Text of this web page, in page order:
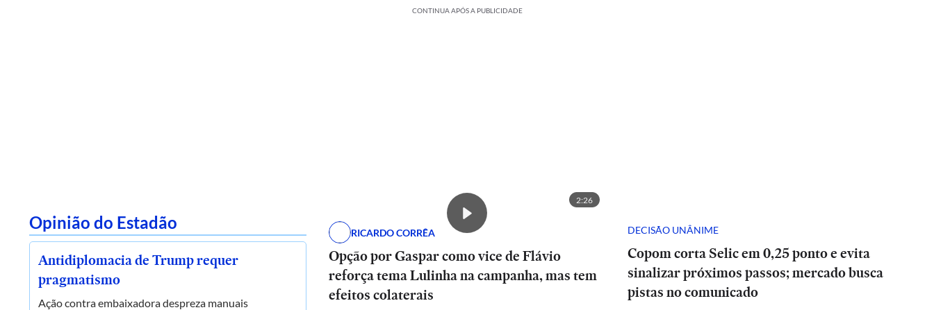
CONTINUA APÓS A PUBLICIDADE
Opinião do Estadão
Antidiplomacia de Trump requer
pragmatismo
Ação contra embaixadora despreza manuais
2:26
RICARDO CORRÊA
Opção por Gaspar como vice de Flávio
reforça tema Lulinha na campanha, mas tem
efeitos colaterais
DECISÃO UNÂNIME
Copom corta Selic em 0,25 ponto e evita
sinalizar próximos passos; mercado busca
pistas no comunicado